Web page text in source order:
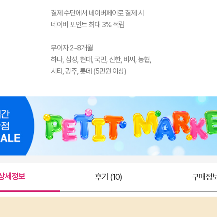
결제 수단에서 네이버페이로 결제 시
네이버 포인트 최대 3% 적립
무이자 2~8개월
하나, 삼성, 현대, 국민, 신한, 비씨, 농협,
시티, 광주, 롯데 (5만원 이상)
세정보 후기 (10) 구매정